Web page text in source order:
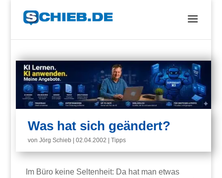
Was hat sich geändert?
vonJörg Schieb |02.04.2002 |Tipps
Im Büro keine Seltenheit: Da hat man etwas